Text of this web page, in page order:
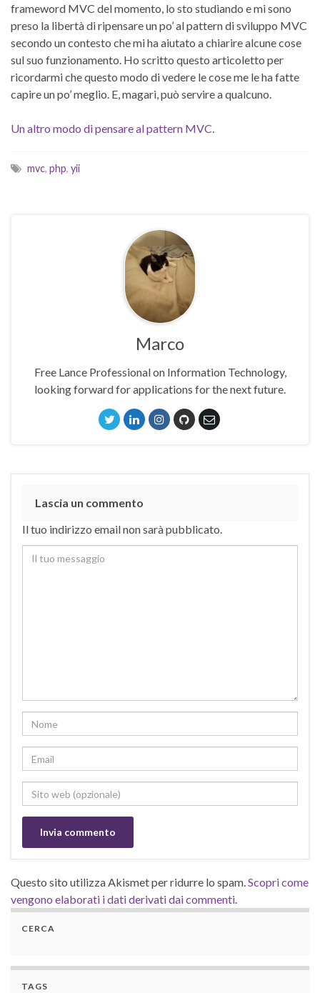
frameword MVC del momento, lo sto studiando e mi sono
preso la libertà di ripensare un po’ al pattern di sviluppo MVC
secondo un contesto che mi ha aiutato a chiarire alcune cose
sul suo funzionamento. Ho scritto questo articoletto per
ricordarmi che questo modo di vedere le cose me le ha fatte
capire un po’ meglio. E, magari, può servire a qualcuno.
Un altro modo di pensare al pattern MVC
mvc, php, yii
Marco
Free Lance Professional on Information Technology,
looking forward for applications for the next future.
Lascia un commento
Il tuo indirizzo email non sarà pubblicato.
Questo sito utilizza Akismet per ridurre lo spam.Scopri come
vengono elaborati i dati derivati dai commenti.
CERCA
TAGS